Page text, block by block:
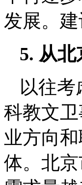
发展。
5. 从
以往考
科教文
业方向
体。北